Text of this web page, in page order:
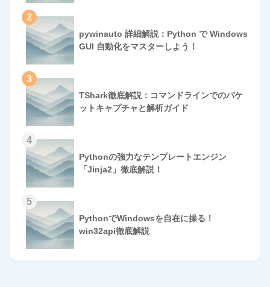
2
pywinauto 詳細解説：Python で Windows
GUI 自動化をマスターしよう！
3
TShark徹底解説：コマンドラインでのパケ
ットキャプチャと解析ガイド
4
Pythonの強力なテンプレートエンジン
「Jinja2」徹底解説！
5
PythonでWindowsを自在に操る！
win32api徹底解説